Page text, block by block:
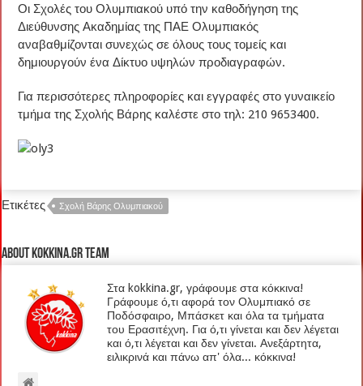
Οι Σχολές του Ολυμπιακού υπό την καθοδήγηση της
Διεύθυνσης Ακαδημίας της ΠΑΕ Ολυμπιακός
αναβαθμίζονται συνεχώς σε όλους τους τομείς και
δημιουργούν ένα Δίκτυο υψηλών προδιαγραφών.
Για περισσότερες πληροφορίες και εγγραφές στο γυναικείο
τμήμα της Σχολής Βάρης καλέστε στο τηλ: 210 9653400.
Ετικέτες Σχολή Βάρης Ολυμπιακού
About kokkina.gr TEAM
Στα kokkina.gr, γράφουμε στα κόκκινα!
Γράφουμε ό,τι αφορά τον Ολυμπιακό σε
Ποδόσφαιρο, Μπάσκετ και όλα τα τμήματα
του Ερασιτέχνη. Για ό,τι γίνεται και δεν λέγεται
και ό,τι λέγεται και δεν γίνεται. Ανεξάρτητα,
ειλικρινά και πάνω απ' όλα... κόκκινα!